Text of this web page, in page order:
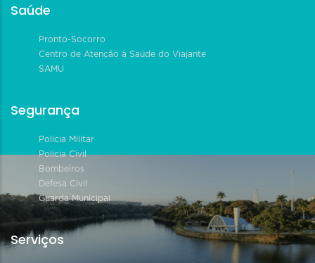
Saúde
Pronto-Socorro
Centro de Atenção à Saúde do Viajante
SAMU
Segurança
Polícia Militar
Polícia Civil
Bombeiros
Defesa Civil
Guarda Municipal
Serviços